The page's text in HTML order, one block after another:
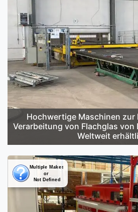
Hochwertige Maschinen zur
Verarbeitung von Flachglas von
Weltweit